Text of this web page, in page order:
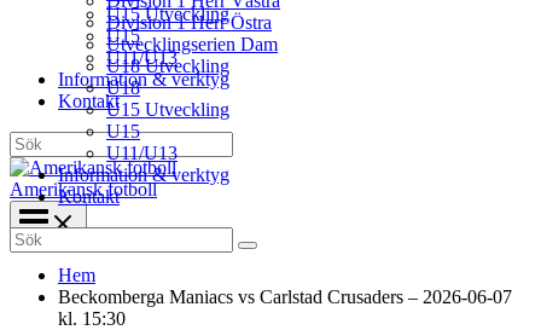
U15 Utveckling
U15
U11/U13
Information & verktyg
Kontakt
Sök
Amerikansk fotboll
Division 1 Herr Östra
Utvecklingserien Dam
U18 Utveckling
U18
U15 Utveckling
U15
U11/U13
Information & verktyg
Kontakt
Search
for:
Hem
Beckomberga Maniacs vs Carlstad Crusaders – 2026-06-07
kl. 15:30